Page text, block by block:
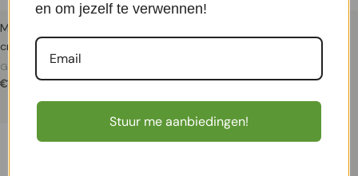
Monstera Bont 'Variegata' P 27
cm
Groene Kamerplanten
€129,99
en om jezelf te verwennen!
Stuur me aanbiedingen!